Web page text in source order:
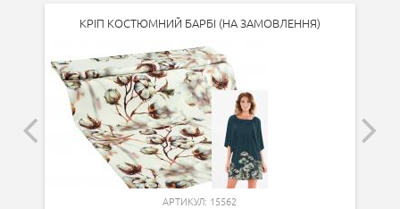
КРІП КОСТЮМНИЙ БАРБІ (НА ЗАМОВЛЕННЯ)
АРТИКУЛ: 15562